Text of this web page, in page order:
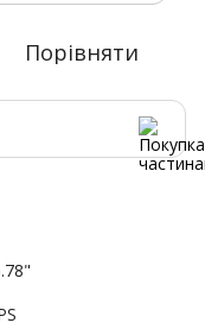
Порівняти